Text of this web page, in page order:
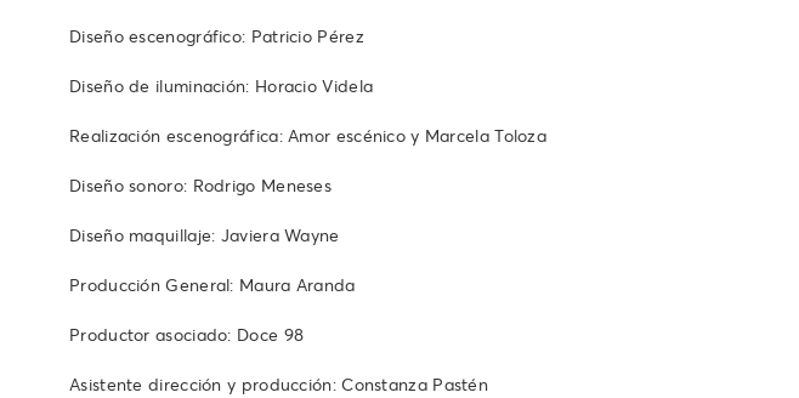
Diseño escenográfico: Patricio Pérez
Diseño de iluminación: Horacio Videla
Realización escenográfica: Amor escénico y Marcela Toloza
Diseño sonoro: Rodrigo Meneses
Diseño maquillaje: Javiera Wayne
Producción General: Maura Aranda
Productor asociado: Doce 98
Asistente dirección y producción: Constanza Pastén